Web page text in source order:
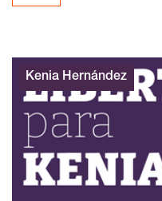
Kenia Hernández